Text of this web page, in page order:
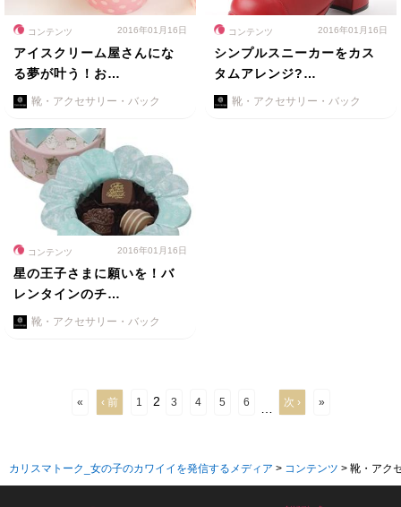
コンテンツ 2016年01月16日
アイスクリーム屋さんにな
る夢が叶う！お…
靴・アクセサリー・バック
コンテンツ 2016年01月16日
シンプルスニーカーをカス
タムアレンジ?…
靴・アクセサリー・バック
コンテンツ 2016年01月16日
星の王子さまに願いを！バ
レンタインのチ…
靴・アクセサリー・バック
« ‹ 前 1 2 3 4 5 6 次 › »
カリスマトーク_女の子のカワイイを発信するメディア > コンテンツ > 靴・アク